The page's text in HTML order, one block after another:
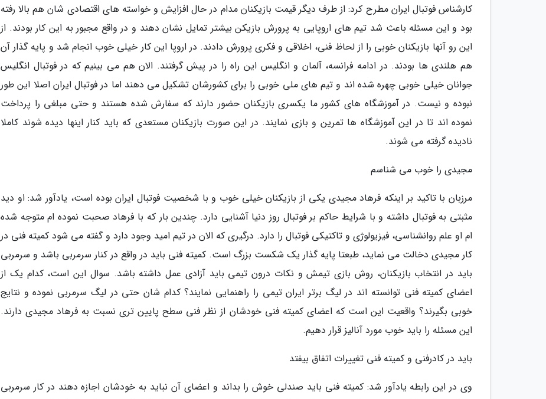
کارشناس فوتبال ایران مطرح کرد: از طرف دیگر قیمت بازیکنان مدام در حال افزایش و خواسته های اقتصادی شان هم بالا رفته
بود و این مسئله باعث شد تیم های اروپایی به پرورش بازیکن بیشتر تمایل نشان دهند و در واقع مجبور به این کار بودند. از
این رو آنها بازیکنان خوبی را از لحاظ فنی، اخلاقی و فکری پرورش دادند. در اروپا این کار خیلی خوب انجام شد و پایه گذار آن
هم هلندی ها بودند. در ادامه فرانسه، آلمان و انگلیس این راه را در پیش گرفتند. الان هم می بینیم که در فوتبال انگلیس
جوانان خیلی خوبی چهره شده اند و تیم های ملی خوبی را برای کشورشان تشکیل می دهند اما در فوتبال ایران اصلا این طور
نبوده و نیست. در آموزشگاه های کشور ما یکسری بازیکنان حضور دارند که سفارش شده هستند و حتی مبلغی را پرداخت
نموده اند تا در این آموزشگاه ها تمرین و بازی نمایند. در این صورت بازیکنان مستعدی که باید کنار اینها دیده شوند کاملا
نادیده گرفته می شوند.
مجیدی را خوب می شناسم
مرزبان با تاکید بر اینکه فرهاد مجیدی یکی از بازیکنان خیلی خوب و با شخصیت فوتبال ایران بوده است، یادآور شد: او دید
مثبتی به فوتبال داشته و با شرایط حاکم بر فوتبال روز دنیا آشنایی دارد. چندین بار که با فرهاد صحبت نموده ام متوجه شده
ام او علم روانشناسی، فیزیولوژی و تاکتیکی فوتبال را دارد. درگیری که الان در تیم امید وجود دارد و گفته می شود کمیته فنی در
کار مجیدی دخالت می نماید، طبعتا پایه گذار یک شکست بزرگ است. کمیته فنی باید در واقع در کنار سرمربی باشد و سرمربی
باید در انتخاب بازیکنان، روش بازی تیمش و نکات درون تیمی باید آزادی عمل داشته باشد. سوال این است، کدام یک از
اعضای کمیته فنی توانسته اند در لیگ برتر ایران تیمی را راهنمایی نمایند؟ کدام شان حتی در لیگ سرمربی نموده و نتایج
خوبی بگیرند؟ واقعیت این است که اعضای کمیته فنی خودشان از نظر فنی سطح پایین تری نسبت به فرهاد مجیدی دارند.
این مسئله را باید خوب مورد آنالیز قرار دهیم.
باید در کادرفنی و کمیته فنی تغییرات اتفاق بیفتد
وی در این رابطه یادآور شد: کمیته فنی باید صندلی خوش را بداند و اعضای آن نباید به خودشان اجازه دهند در کار سرمربی